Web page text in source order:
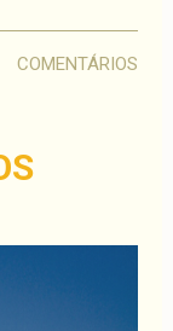
COMENTÁRIOS